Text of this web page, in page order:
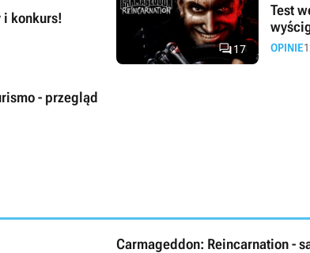
i konkurs!
17
Test
OPINIE
- przegląd
Carmageddon: Reincarnation -